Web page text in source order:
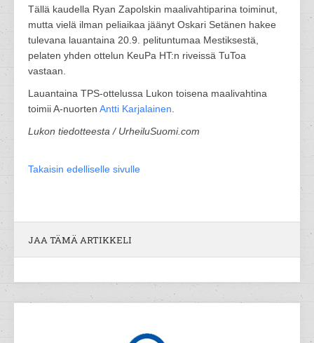
Tällä kaudella Ryan Zapolskin maalivahtiparina toiminut,
mutta vielä ilman peliaikaa jäänyt Oskari Setänen hakee
tulevana lauantaina 20.9. pelituntumaa Mestiksestä,
pelaten yhden ottelun KeuPa HT:n riveissä TuToa
vastaan.
Lauantaina TPS-ottelussa Lukon toisena maalivahtina
toimii A-nuorten Antti Karjalainen
Lukon tiedotteesta / UrheiluSuomi.com
Takaisin edelliselle sivulle
JAA TÄMÄ ARTIKKELI